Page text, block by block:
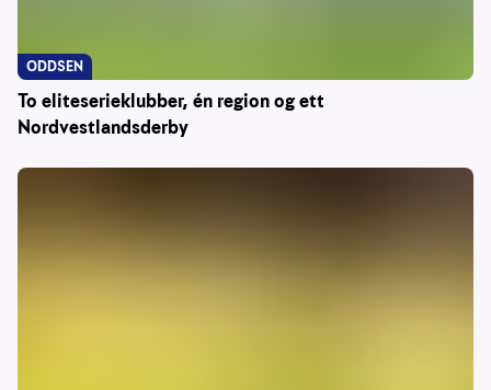
To eliteserieklubber, én region og ett
Nordvestlandsderby
ODDSEN